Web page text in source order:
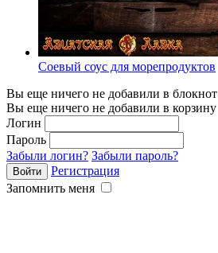
Соевый соус для морепродуктов
Вы еще ничего не добавили в блокнот
Вы еще ничего не добавили в корзину
Логин
Пароль
Забыли логин? Забыли пароль?
Регистрация
Запомнить меня